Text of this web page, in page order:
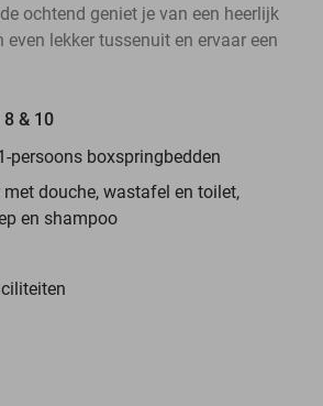
ochtend geniet je van een heerlijk
even lekker tussenuit en ervaar een
& 10
persoons boxspringbedden
met douche, wastafel en toilet,
en shampoo